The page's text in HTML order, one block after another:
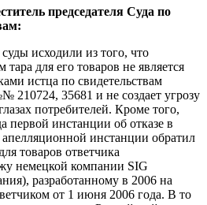
председателя Суда по
исходили из того, что
тара для его товаров не является
истца по свидетельствам
210724, 35681 и не создает угрозу
потребителей. Кроме того,
первой инстанции об отказе в
апелляционной инстанции обратил
товаров ответчика
немецкой компании SIG
разработанному в 2006 на
от 1 июня 2006 года. В то